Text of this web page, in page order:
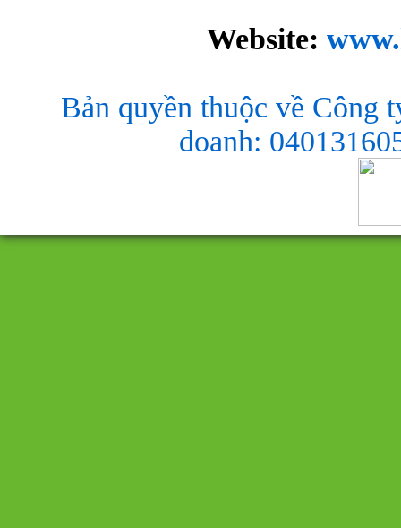
Website:
Bản quyền thuộc về Công
doanh: